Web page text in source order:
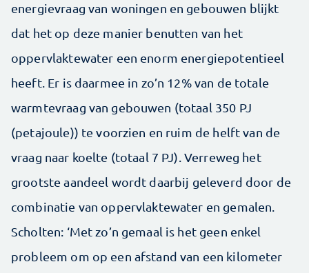
energievraag van woningen en gebouwen blijkt
dat het op deze manier benutten van het
oppervlaktewater een enorm energiepotentieel
heeft. Er is daarmee in zo’n 12% van de totale
warmtevraag van gebouwen (totaal 350 PJ
(petajoule)) te voorzien en ruim de helft van de
vraag naar koelte (totaal 7 PJ). Verreweg het
grootste aandeel wordt daarbij geleverd door de
combinatie van oppervlaktewater en gemalen.
Scholten: ‘Met zo’n gemaal is het geen enkel
probleem om op een afstand van een kilometer